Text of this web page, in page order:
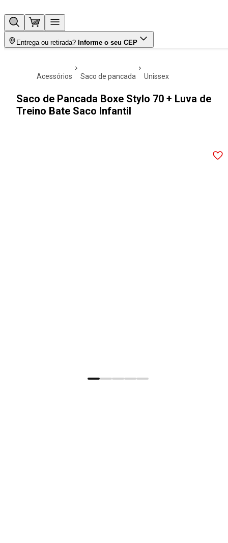
Entrega ou retirada? Informe o seu CEP
acessórios saco de pancada unissex
Saco de Pancada Boxe Stylo 70 + Luva de
Treino Bate Saco Infantil